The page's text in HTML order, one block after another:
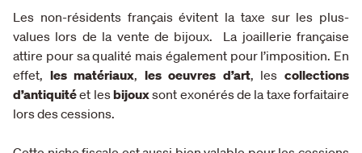
Les non-résidents français évitent la taxe sur les plus-
values lors de la vente de bijoux. La joaillerie française
attire pour sa qualité mais également pour l’imposition. En
effet, les matériaux, les oeuvres d’art, lescollections
d’antiquitéet lesbijouxsont exonérés de la taxe forfaitaire
lors des cessions.